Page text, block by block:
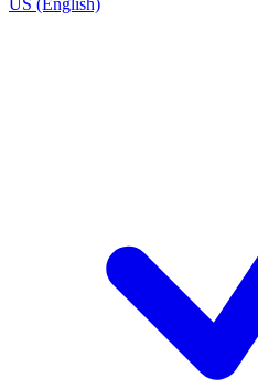
US (English)